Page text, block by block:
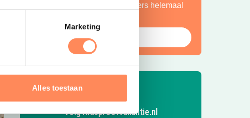
Marketing
Alles toestaan
ontdekkers én een plek waar ouders helemaal
Bekijk Huttopia de Roos
Volg Kidsproofvakantie.nl